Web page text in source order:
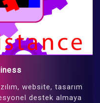
website, tasarım
destek almaya